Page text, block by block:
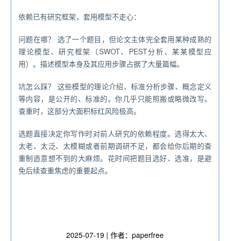
依赖已有研究框架，套用模型不走心：
问题在哪？ 选了一个题目，但论文主体完全套用某种成熟的
理论模型、研究框架（SWOT、PEST分析、某某模型应
用）。描述模型本身及其应用步骤占据了大量篇幅。
坑怎么踩？ 这些模型的理论介绍、标准分析步骤、概念定义
等内容，是公开的、标准的。你几乎只能照搬或略微改写。
查重时，这部分大面积标红风险极高。
选题直接决定你写作时对前人研究的依赖程度。选得太大、
太老、太泛、太模糊或者前期调研不足，都会给你后期的查
重制造意想不到的大麻烦。花时间把题目选好、选准，是避
免后续查重焦虑的重要起点。
2025-07-19 | 作者：paperfree